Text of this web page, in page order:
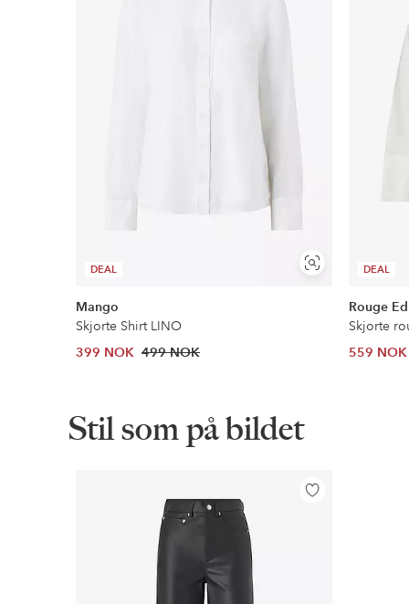
DEAL
Vis
lignende
Mango
Skjorte Shirt LINO
399 NOK 499 NOK
DEAL
Rouge
Skjorte
559 NOK
Stil som på bildet
Legg